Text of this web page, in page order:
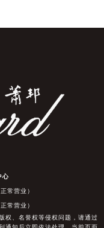
心
常营业）
常营业）
权、名誉权等侵权问题，请通过